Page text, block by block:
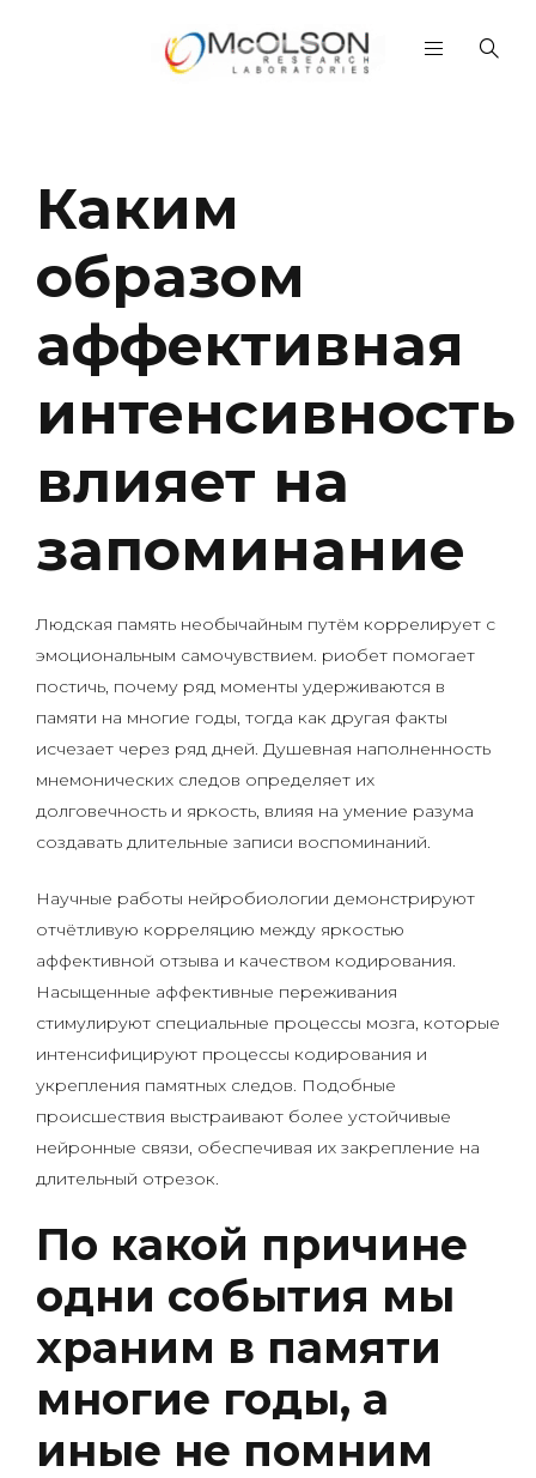
Каким
образом
аффективная
интенсивность
влияет на
запоминание
Людская память необычайным путём коррелирует с
эмоциональным самочувствием. риобет помогает
постичь, почему ряд моменты удерживаются в
памяти на многие годы, тогда как другая факты
исчезает через ряд дней. Душевная наполненность
мнемонических следов определяет их
долговечность и яркость, влияя на умение разума
создавать длительные записи воспоминаний.
Научные работы нейробиологии демонстрируют
отчётливую корреляцию между яркостью
аффективной отзыва и качеством кодирования.
Насыщенные аффективные переживания
стимулируют специальные процессы мозга, которые
интенсифицируют процессы кодирования и
укрепления памятных следов. Подобные
происшествия выстраивают более устойчивые
нейронные связи, обеспечивая их закрепление на
длительный отрезок.
По какой причине
одни события мы
храним в памяти
многие годы, а
иные не помним